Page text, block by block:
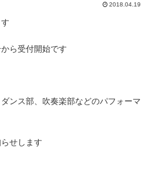
2018.04.19
ら受付開始です
ンス部、吹奏楽部などのパフォーマ
せします